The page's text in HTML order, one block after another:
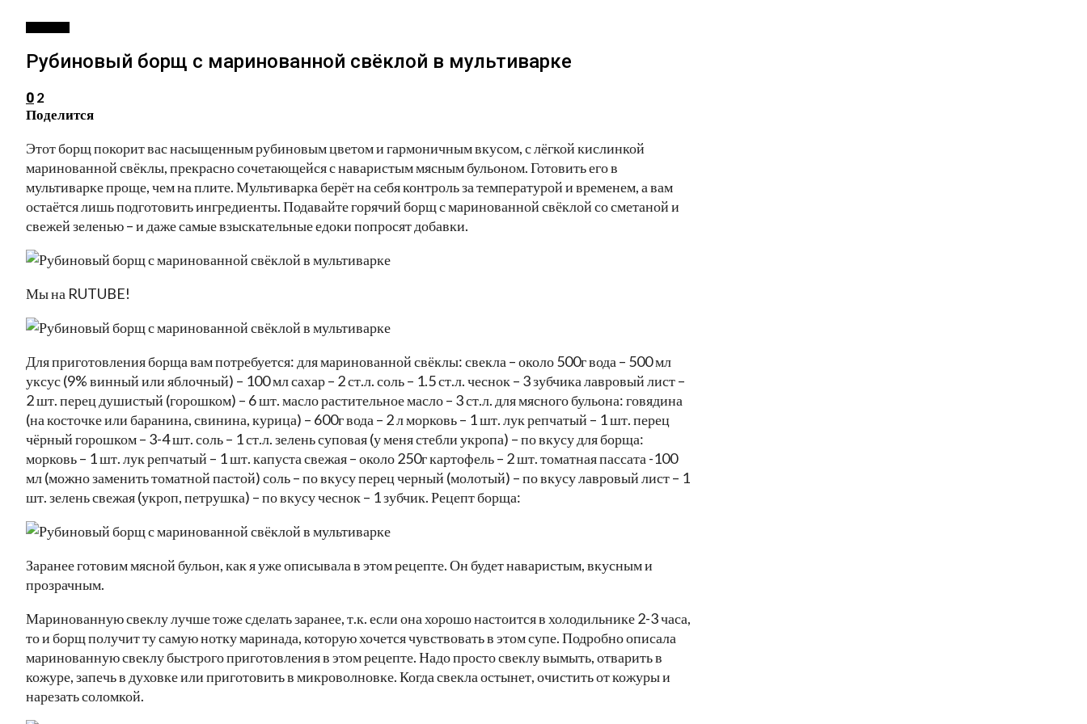
Рубиновый борщ с маринованной свёклой в мультиварке
0 2
Поделится
Этот борщ покорит вас насыщенным рубиновым цветом и гармоничным вкусом, с лёгкой кислинкой
маринованной свёклы, прекрасно сочетающейся с наваристым мясным бульоном. Готовить его в
мультиварке проще, чем на плите. Мультиварка берёт на себя контроль за температурой и временем, а вам
остаётся лишь подготовить ингредиенты. Подавайте горячий борщ с маринованной свёклой со сметаной и
свежей зеленью – и даже самые взыскательные едоки попросят добавки.
Мы на RUTUBE!
Для приготовления борща вам потребуется: для маринованной свёклы: свекла – около 500г вода – 500 мл
уксус (9% винный или яблочный) – 100 мл сахар – 2 ст.л. соль – 1.5 ст.л. чеснок – 3 зубчика лавровый лист –
2 шт. перец душистый (горошком) – 6 шт. масло растительное масло – 3 ст.л. для мясного бульона: говядина
(на косточке или баранина, свинина, курица) – 600г вода – 2 л морковь – 1 шт. лук репчатый – 1 шт. перец
чёрный горошком – 3-4 шт. соль – 1 ст.л. зелень суповая (у меня стебли укропа) – по вкусу для борща:
морковь – 1 шт. лук репчатый – 1 шт. капуста свежая – около 250г картофель – 2 шт. томатная пассата -100
мл (можно заменить томатной пастой) соль – по вкусу перец черный (молотый) – по вкусу лавровый лист – 1
шт. зелень свежая (укроп, петрушка) – по вкусу чеснок – 1 зубчик. Рецепт борща:
Заранее готовим мясной бульон, как я уже описывала в этом рецепте. Он будет наваристым, вкусным и
прозрачным.
Маринованную свеклу лучше тоже сделать заранее, т.к. если она хорошо настоится в холодильнике 2-3 часа,
то и борщ получит ту самую нотку маринада, которую хочется чувствовать в этом супе. Подробно описала
маринованную свеклу быстрого приготовления в этом рецепте. Надо просто свеклу вымыть, отварить в
кожуре, запечь в духовке или приготовить в микроволновке. Когда свекла остынет, очистить от кожуры и
нарезать соломкой.